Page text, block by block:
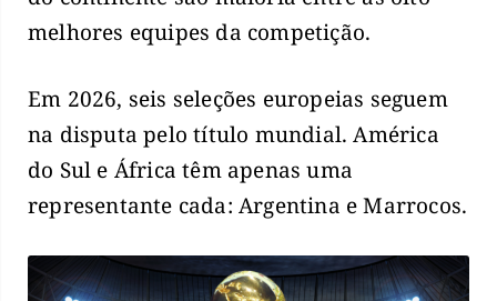
melhores equipes da competição.
Em 2026, seis seleções europeias seguem
na disputa pelo título mundial. América
do Sul e África têm apenas uma
representante cada: Argentina e Marrocos.